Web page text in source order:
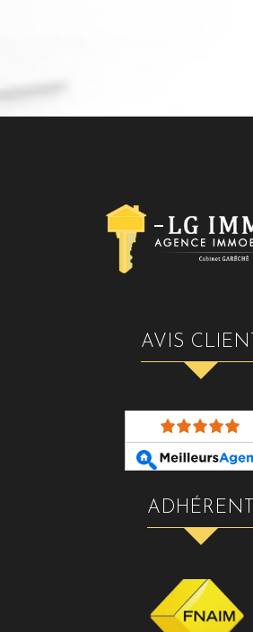
AVIS CLIENT
ADHÉRENT